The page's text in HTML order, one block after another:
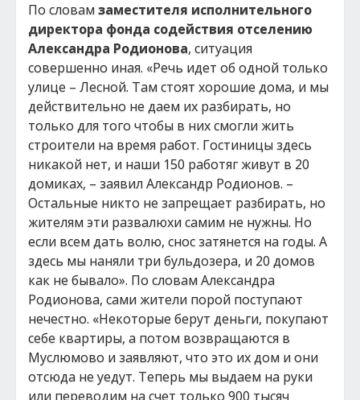
По словамзаместителя исполнительного
директора фонда содействия отселению
Александра Родионова, ситуация
совершенно иная. «Речь идет об одной только
улице – Лесной. Там стоят хорошие дома, и мы
действительно не даем их разбирать, но
только для того чтобы в них смогли жить
строители на время работ. Гостиницы здесь
никакой нет, и наши 150 работяг живут в 20
домиках, – заявил Александр Родионов. –
Остальные никто не запрещает разбирать, но
жителям эти развалюхи самим не нужны. Но
если всем дать волю, снос затянется на годы. А
здесь мы наняли три бульдозера, и 20 домов
как не бывало». По словам Александра
Родионова, сами жители порой поступают
нечестно. «Некоторые берут деньги, покупают
себе квартиры, а потом возвращаются в
Муслюмово и заявляют, что это их дом и они
отсюда не уедут. Теперь мы выдаем на руки
или переводим на счет только 900 тысяч